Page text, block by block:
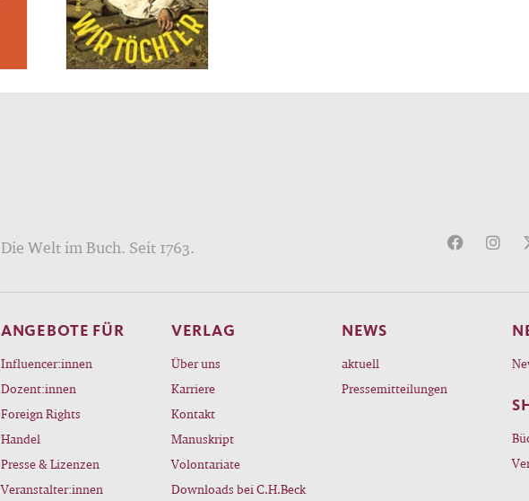
die sie beinahe alles ertragen lässt.
Die Welt im Buch. Seit 1763.
ANGEBOTE FÜR
Influencer:innen
Dozent:innen
Foreign Rights
Handel
Presse & Lizenzen
Veranstalter:innen
VERLAG
Über uns
Karriere
Kontakt
Manuskript
Volontariate
Downloads bei C.H.Beck
NEWS
aktuell
Pressemitteilungen